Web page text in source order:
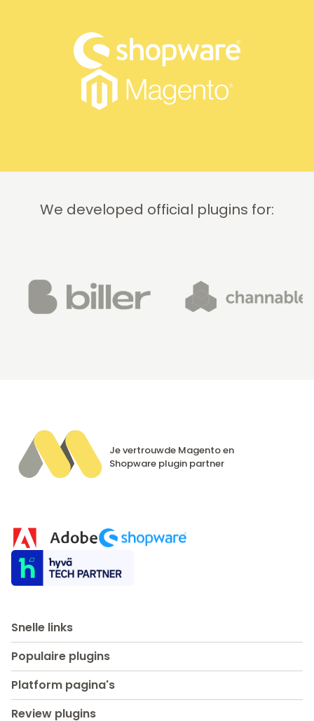
We developed official plugins for:
Je vertrouwde Magento en
Shopware plugin partner
Snelle links
Populaire plugins
Platform pagina's
Review plugins